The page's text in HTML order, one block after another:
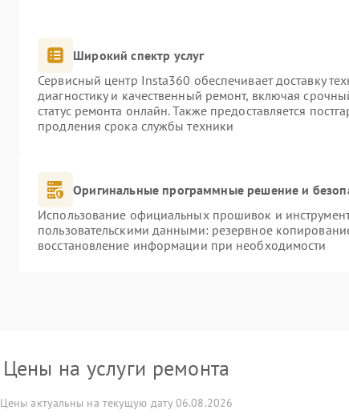
Широкий спектр услуг
Сервисный центр Insta360 обеспечивает доставку
диагностику и качественный ремонт, включая
статус ремонта онлайн. Также предоставляется
продления срока службы техники
Оригинальные программные решение и
Использование официальных прошивок и
пользовательскими данными: резервное
восстановление информации при необходимости
Цены на услуги ремонта
Цены актуальны на текущую дату 06.08.2026